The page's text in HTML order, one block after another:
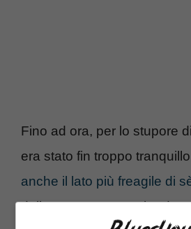
Fino ad ora, per lo stupore
era stato fin troppo tranquillo
anche il lato più freagile di
della quarta puntata ha